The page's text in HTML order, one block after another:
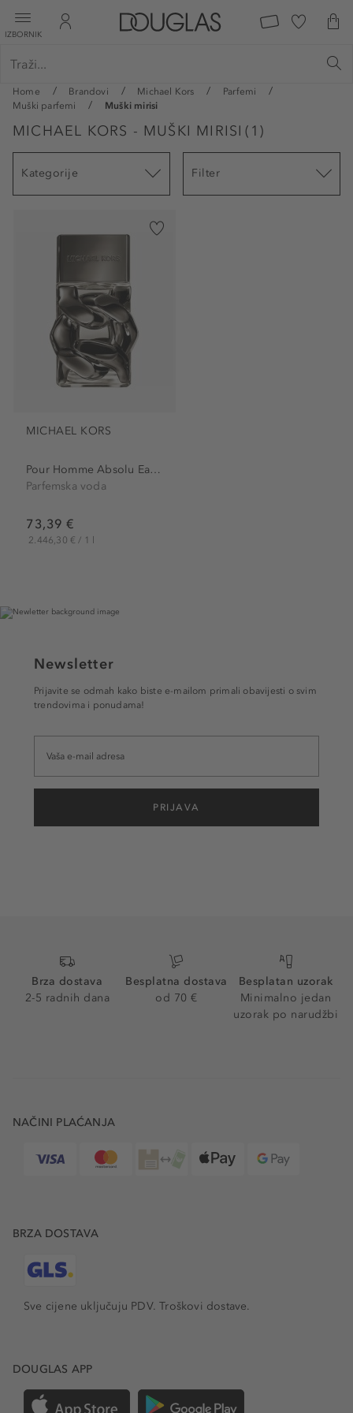
IZBORNIK
Home Brandovi Michael Kors
Parfemi
Muški parfemi
Muški mirisi
MICHAEL KORS - MUŠKI MIRISI ( 1 )
Kategorije Filter
MICHAEL KORS
Pour Homme Absolu Eau de...
Parfemska voda
73,39 €
2.446,30 € / 1 l
Newsletter
Prijavite se odmah kako biste e-mailom primali obavijesti o svim
trendovima i ponudama!
PRIJAVA
Brza dostava
2-5 radnih dana
Besplatna dostava
od 70 €
Besplatan uzorak
Minimalno jedan
uzorak po narudžbi
NAČINI PLAĆANJA
BRZA DOSTAVA
Sve cijene uključuju PDV.Troškovi dostave.
DOUGLAS APP